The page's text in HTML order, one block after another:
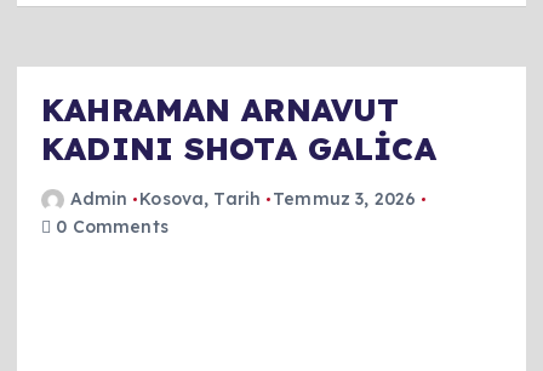
KAHRAMAN ARNAVUT
KADINI SHOTA GALİCA
Admin Kosova, Tarih
Temmuz 3, 2026
0 Comments